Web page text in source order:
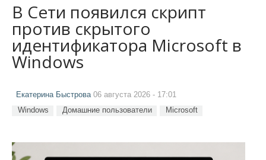
В Сети появился скрипт
против скрытого
идентификатора Microsoft в
Windows
Екатерина Быстрова06 августа 2026 - 17:01
Windows Домашние пользователи Microsoft